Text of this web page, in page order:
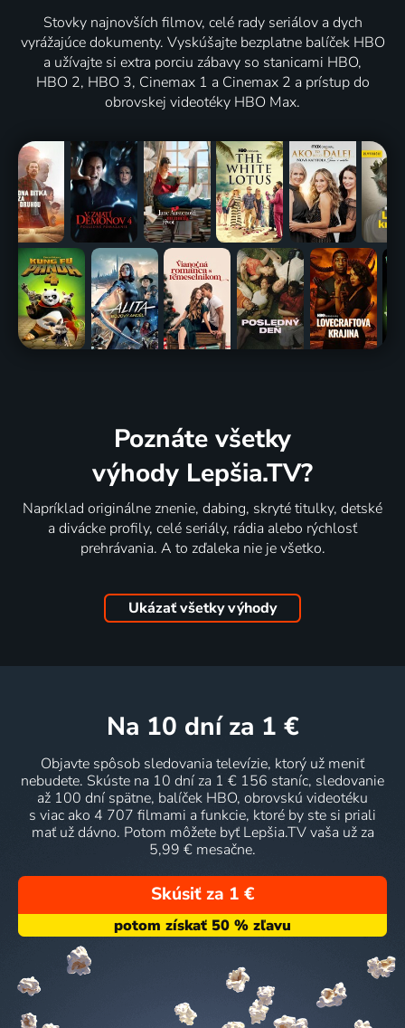
Stovky najnovších filmov, celé rady seriálov a dych
vyrážajúce dokumenty. Vyskúšajte bezplatne balíček HBO
a užívajte si extra porciu zábavy so stanicami HBO,
HBO 2, HBO 3, Cinemax 1 a Cinemax 2 a prístup do
obrovskej videotéky HBO Max.
Poznáte všetky
výhody Lepšia.TV?
Napríklad originálne znenie, dabing, skryté titulky, detské
a divácke profily, celé seriály, rádia alebo rýchlosť
prehrávania. A to zďaleka nie je všetko.
Ukázať všetky výhody
na 10 dní za 1 €
Objavte spôsob sledovania televízie, ktorý už meniť
nebudete. Skúste na 10 dní za 1 € 156 staníc, sledovanie
až 100 dní spätne, balíček HBO, obrovskú videotéku
s viac ako 4 707 filmami a funkcie, ktoré by ste si priali
mať už dávno. Potom môžete byť Lepšia.TV vaša už za
5,99 € mesačne.
Skúsiť za 1 €